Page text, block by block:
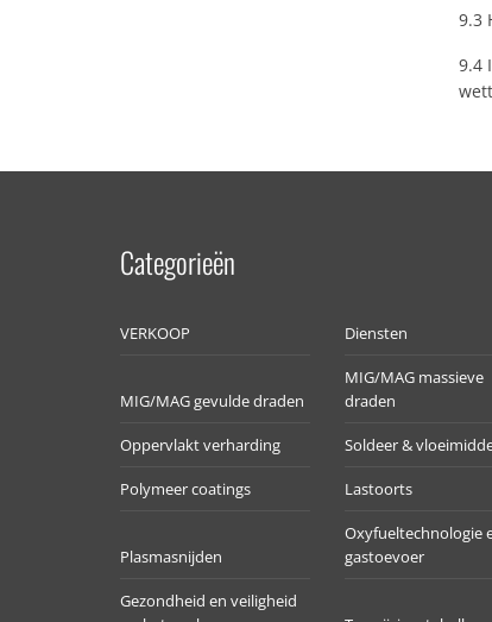
9.3
9.4
Categorieën
VERKOOP Diensten
MIG/MAG gevulde draden
MIG/MAG massieve
draden
Oppervlakt verharding Soldeer &
Polymeer coatings Lastoorts
Plasmasnijden
Oxyfueltechnologie
gastoevoer
Gezondheid en veiligheid